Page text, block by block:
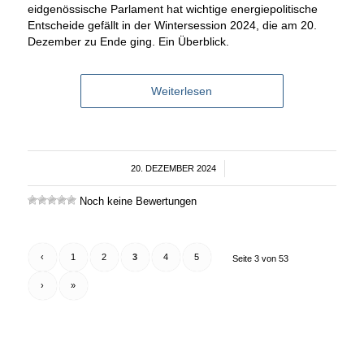
eidgenössische Parlament hat wichtige energiepolitische
Entscheide gefällt in der Wintersession 2024, die am 20.
Dezember zu Ende ging. Ein Überblick.
Weiterlesen
20. DEZEMBER 2024
/
Noch keine Bewertungen
Seite 3 von 53
‹ 1 2 3 4 5
› »